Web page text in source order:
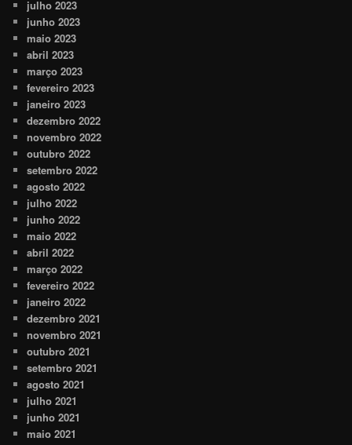
julho 2023
junho 2023
maio 2023
abril 2023
março 2023
fevereiro 2023
janeiro 2023
dezembro 2022
novembro 2022
outubro 2022
setembro 2022
agosto 2022
julho 2022
junho 2022
maio 2022
abril 2022
março 2022
fevereiro 2022
janeiro 2022
dezembro 2021
novembro 2021
outubro 2021
setembro 2021
agosto 2021
julho 2021
junho 2021
maio 2021